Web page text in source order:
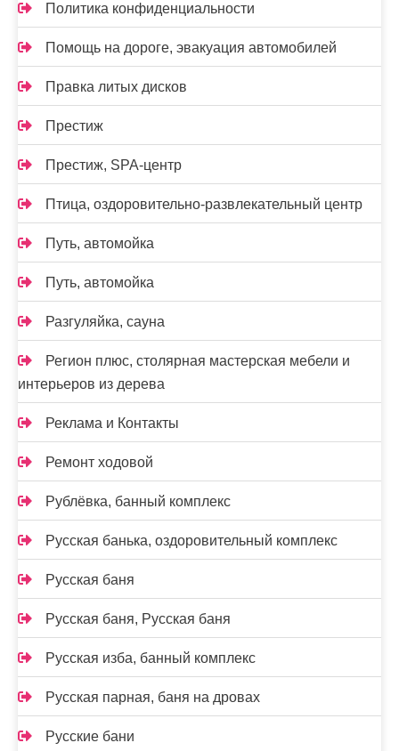
Политика конфиденциальности
Помощь на дороге, эвакуация автомобилей
Правка литых дисков
Престиж
Престиж, SPA-центр
Птица, оздоровительно-развлекательный центр
Путь, автомойка
Путь, автомойка
Разгуляйка, сауна
Регион плюс, столярная мастерская мебели и
интерьеров из дерева
Реклама и Контакты
Ремонт ходовой
Рублёвка, банный комплекс
Русская банька, оздоровительный комплекс
Русская баня
Русская баня, Русская баня
Русская изба, банный комплекс
Русская парная, баня на дровах
Русские бани